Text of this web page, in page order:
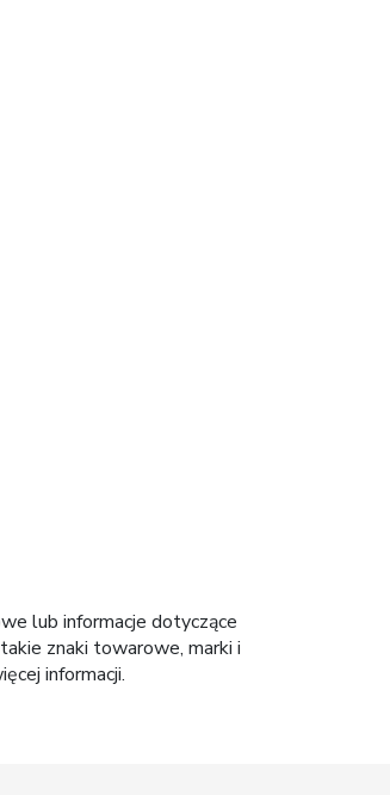
lub informacje dotyczące
znaki towarowe, marki i
informacji.